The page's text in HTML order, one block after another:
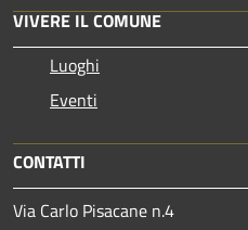
VIVERE IL COMUNE
Luoghi
Eventi
CONTATTI
Via Carlo Pisacane n.4